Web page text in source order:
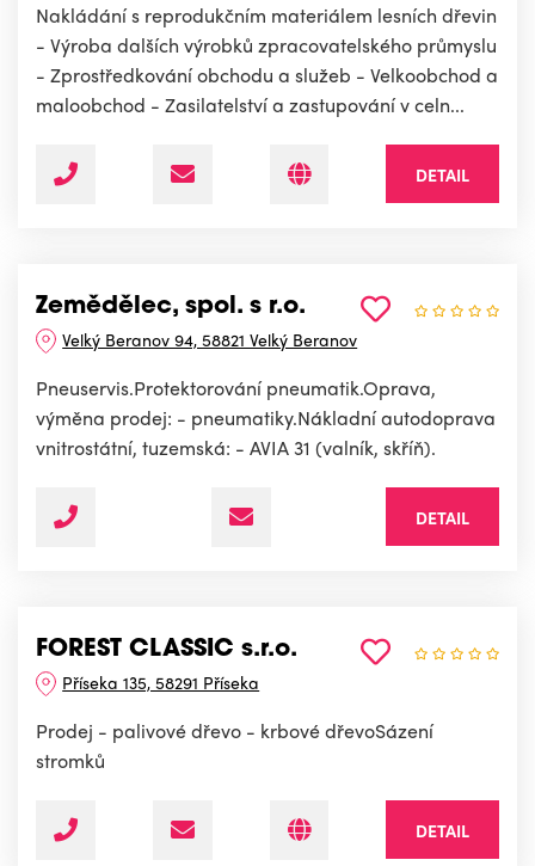
Nakládání s reprodukčním materiálem lesních dřevin
- Výroba dalších výrobků zpracovatelského průmyslu
- Zprostředkování obchodu a služeb - Velkoobchod a
maloobchod - Zasilatelství a zastupování v celn...
DETAIL
Zemědělec, spol. s r.o.
Velký Beranov 94, 58821 Velký Beranov
Pneuservis.Protektorování pneumatik.Oprava,
výměna prodej: - pneumatiky.Nákladní autodoprava
vnitrostátní, tuzemská: - AVIA 31 (valník, skříň).
DETAIL
FOREST CLASSIC s.r.o.
Příseka 135, 58291 Příseka
Prodej - palivové dřevo - krbové dřevoSázení
stromků
DETAIL